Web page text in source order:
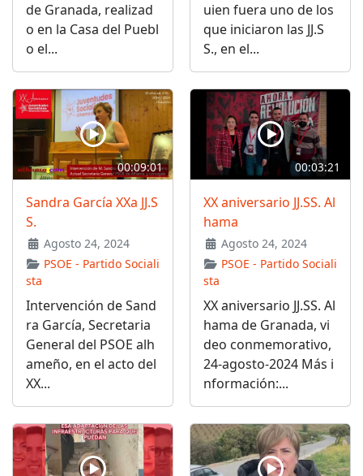
de Granada, realizad
o en la Casa del Puebl
o el...
uien fuera uno de los
que iniciaron las JJ.S
S., en el...
00:09:01
Sandra García XXa JJ.S
S.
Agosto 24, 2024
PSOE - Partido Sociali
sta
Intervención de Sand
ra García, Secretaria
General del PSOE alh
ameño, en el acto del
XX...
00:03:21
XX aniversario JJ.SS. Al
hama
Agosto 24, 2024
PSOE - Partido Sociali
sta
XX aniversario JJ.SS. Al
hama de Granada, vi
deo conmemorativo,
24-agosto-2024 Más i
nformación:...